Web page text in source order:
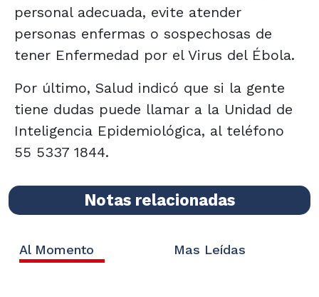
personal adecuada, evite atender
personas enfermas o sospechosas de
tener Enfermedad por el Virus del Ébola.
Por último, Salud indicó que si la gente
tiene dudas puede llamar a la Unidad de
Inteligencia Epidemiológica, al teléfono
55 5337 1844.
Notas relacionadas
Al Momento Mas Leídas